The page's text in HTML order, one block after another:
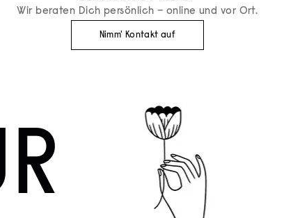
Wir beraten Dich persönlich – online und vor Ort.
Nimm' Kontakt auf